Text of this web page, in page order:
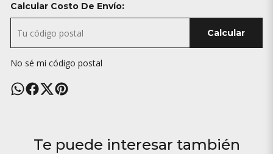
Calcular Costo De Envío:
Calcular
No sé mi código postal
Te puede interesar también